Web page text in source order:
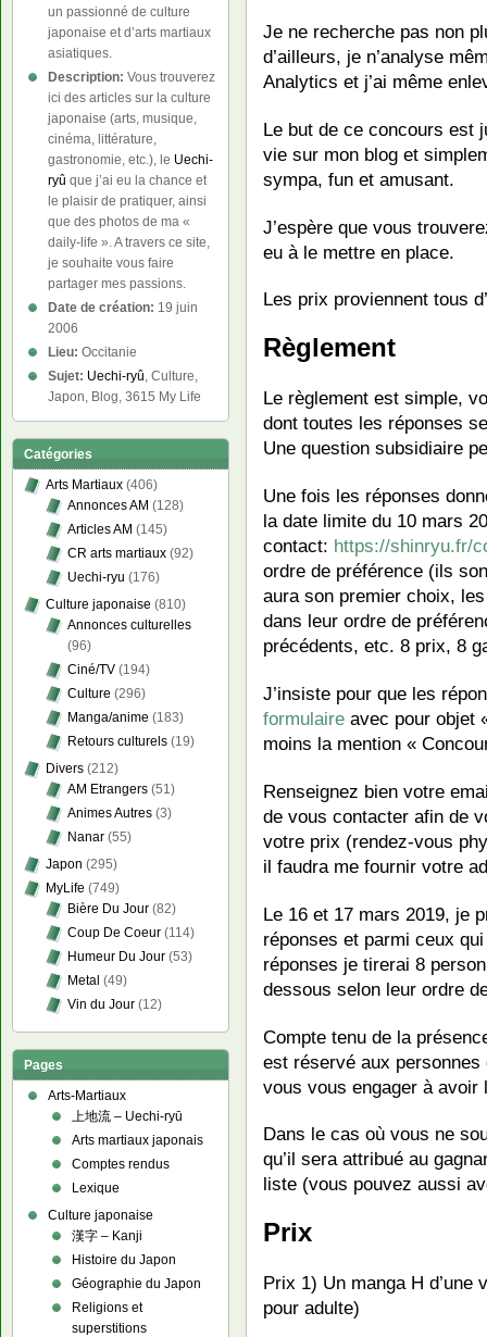
Je ne recherche pas non
d’ailleurs, je n’analyse
Analytics et j’ai même
Le but de ce concours est
vie sur mon blog et
sympa, fun et amusant.
J’espère que vous
eu à le mettre en place.
Les prix proviennent tous
Règlement
Le règlement est simple,
dont toutes les réponses
Une question subsidiaire
Une fois les réponses
la date limite du 10 mars
contact: https://shinryu.fr/
ordre de préférence (ils
aura son premier choix,
dans leur ordre de
précédents, etc. 8 prix, 8
J’insiste pour que les
formulaire avec pour objet
moins la mention «
Renseignez bien votre
de vous contacter afin de
votre prix (rendez-vous
il faudra me fournir votre
Le 16 et 17 mars 2019, je
réponses et parmi ceux
réponses je tirerai 8
dessous selon leur ordre
Compte tenu de la
est réservé aux
vous vous engager à avoir
Dans le cas où vous ne
qu’il sera attribué au
liste (vous pouvez aussi
Prix
Prix 1) Un manga H d’une
pour adulte)
un passionné de culture
japonaise et d’arts martiaux
asiatiques.
Description: Vous trouverez
ici des articles sur la culture
japonaise (arts, musique,
cinéma, littérature,
gastronomie, etc.), le Uechi-
ryû que j’ai eu la chance et
le plaisir de pratiquer, ainsi
que des photos de ma «
daily-life ». A travers ce site,
je souhaite vous faire
partager mes passions.
Date de création: 19 juin
2006
Lieu: Occitanie
Sujet: Uechi-ryû, Culture,
Japon, Blog, 3615 My Life
Catégories
Arts Martiaux (406)
Annonces AM (128)
Articles AM (145)
CR arts martiaux (92)
Uechi-ryu (176)
Culture japonaise (810)
Annonces culturelles
(96)
Ciné/TV (194)
Culture (296)
Manga/anime (183)
Retours culturels (19)
Divers (212)
AM Etrangers (51)
Animes Autres (3)
Nanar (55)
Japon (295)
MyLife (749)
Bière Du Jour (82)
Coup De Coeur (114)
Humeur Du Jour (53)
Metal (49)
Vin du Jour (12)
Pages
Arts-Martiaux
上地流 – Uechi-ryū
Arts martiaux japonais
Comptes rendus
Lexique
Culture japonaise
漢字 – Kanji
Histoire du Japon
Géographie du Japon
Religions et
superstitions